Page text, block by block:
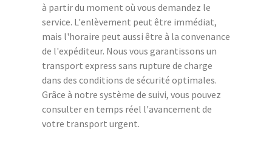
à partir du moment où vous demandez le
service. L'enlèvement peut être immédiat,
mais l'horaire peut aussi être à la convenance
de l'expéditeur. Nous vous garantissons un
transport express sans rupture de charge
dans des conditions de sécurité optimales.
Grâce à notre système de suivi, vous pouvez
consulter en temps réel l'avancement de
votre transport urgent.